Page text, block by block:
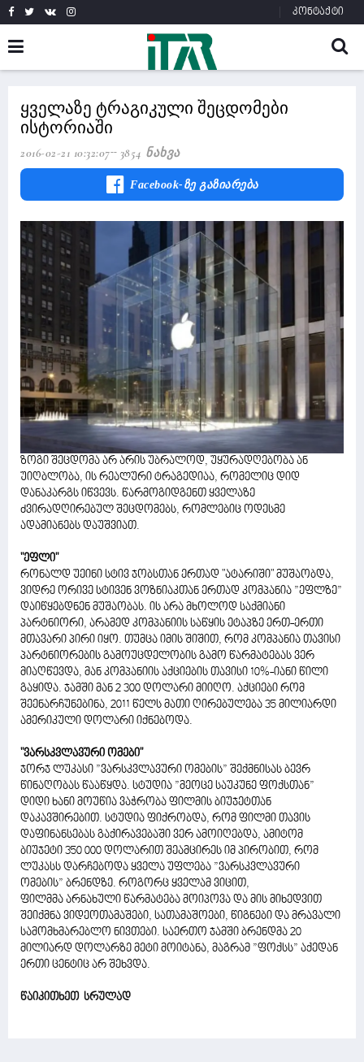
კონტაქტი
ყველაზე ტრაგიკული შეცდომები
ისტორიაში
2016-02-21 10:32:07 3854 Ნახვა
Facebook-Ზე Გაზიარება
ზოგი შეცდომა არ არის უბრალოდ, უყურადღებობა ან
უიღბლობა, ის რეალური ტრაგედიაა, რომელიც დიდ
დანაკარგს იწვევს. წარმოგიდგენთ ყველაზე
ძვირადღირებულ შეცდომებს, რომლებიც ოდესმე
ადამიანებს დაუშვიათ.
"ეფლი"
რონალდ უეინი სტივ ჯობსთან ერთად "ატარიში" მუშაობდა,
ვიდრე ორივე სტივენ ვოზნიაკთან ერთად კომპანია ”ეფლზე”
დაიწყებდნენ მუშაობას. ის არა მხოლოდ საქმიანი
პარტნიორი, არამედ კომპანიის საწყის ეტაპზე ერთ-ერთი
მთავარი პირი იყო. თუმცა იმის შიშით, რომ კომპანია თავისი
პარტნიორების გამოუცდელობის გამო წარმატებას ვერ
მიაღწევდა, მან კომპანიის აქციების თავისი 10%-იანი წილი
გაყიდა. ჯამში მან 2 300 დოლარი მიიღო. აქციები რომ
შეენარჩუნებინა, 2011 წელს მათი ღირებულება 35 მილიარდი
ამერიკული დოლარი იქნებოდა.
"ვარსკვლავური ომები"
ჯორჯ ლუკასი ”ვარსკვლავური ომების” შექმნისას ბევრ
წინაღობას წააწყდა. სტუდია ”მეოცე საუკუნე ფოქსთან”
დიდი ხანი მოუწია ვაჭრობა ფილმის ბიუჯეტთან
დაკავშირებით. სტუდია ფიქრობდა, რომ ფილმი თავის
დაფინანსებას გაქირავებაში ვერ ამოიღებდა, ამიტომ
ბიუჯეტი 350 000 დოლარით შეამცირეს იმ პირობით, რომ
ლუკასს დარჩებოდა ყველა უფლება ”ვარსკვლავური
ომების” ბრენდზე. როგორც ყველამ ვიცით,
ფილმმა არნახული წარმატება მოიპოვა და მის მიხედვით
შეიქმნა ვიდეოთამაშები, სათამაშოები, წიგნები და მრავალი
სამომხმარებლო ნივთები. საერთო ჯამში ბრენდმა 20
მილიარდ დოლარზე მეტი მოიტანა, მაგრამ ”ფოქსს” აქედან
ერთი ცენტიც არ შეხვდა.
წაიკითხეთ სრულად